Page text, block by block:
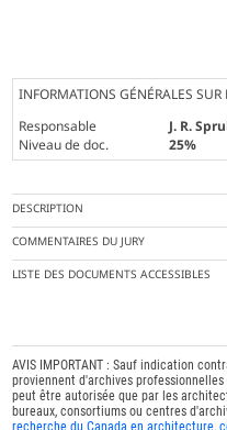
INFORMATIONS GÉNÉRALES SUR
Responsable
J. R.
Niveau de doc.
25%
DESCRIPTION
COMMENTAIRES DU JURY
LISTE DES DOCUMENTS ACCESSIBLES
AVIS IMPORTANT : Sauf indication
proviennent d'archives
peut être autorisée que par les
bureaux, consortiums ou centres
recherche du Canada en architecture,